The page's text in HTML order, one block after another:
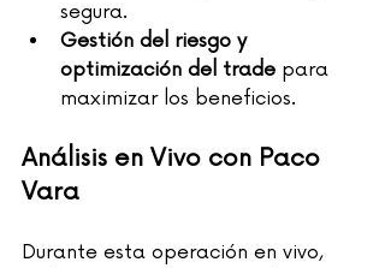
segura.
Gestión del riesgo y
optimización del trade para
maximizar los beneficios.
Análisis en Vivo con Paco
Vara
Durante esta operación en vivo,